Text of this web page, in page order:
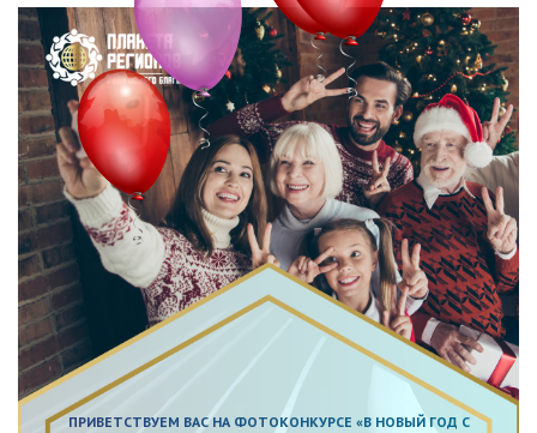
ПРИВЕТСТВУЕМ ВАС НА ФОТОКОНКУРСЕ «В НОВЫЙ ГОД С